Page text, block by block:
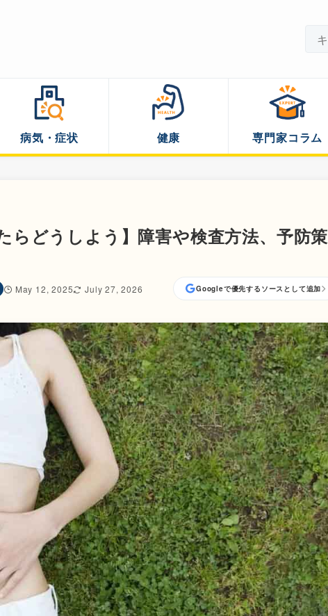
病気・症状 健康 専門家コラム
らどうしよう】障害や検査方法、予防策
May 12, 2025 July 27, 2026 Googleで優先するソースとして追加